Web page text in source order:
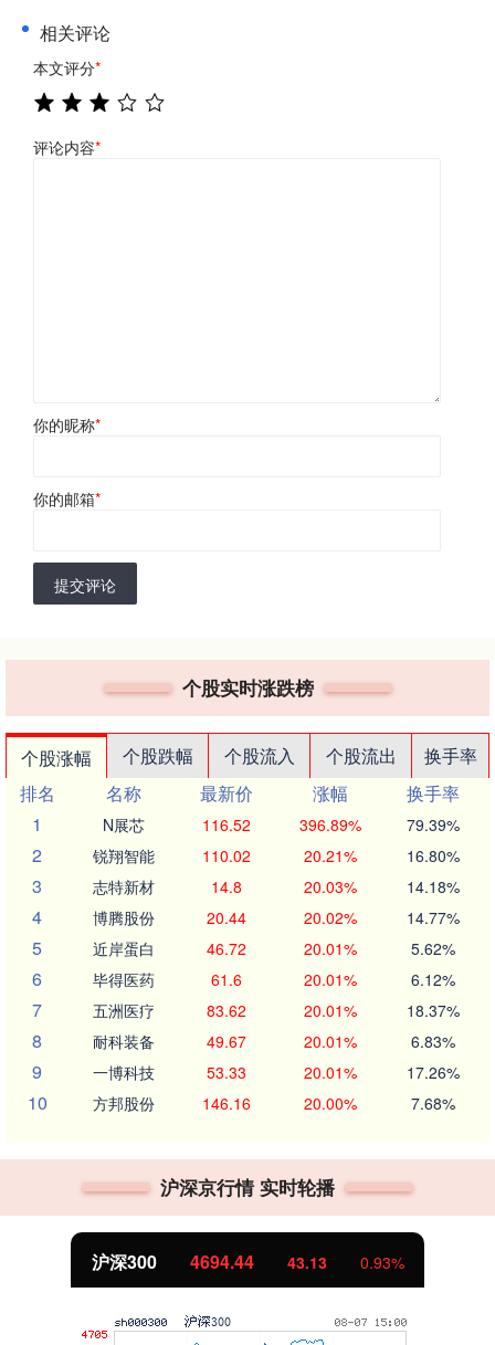
相关评论
本文评分*
评论内容*
你的昵称*
你的邮箱*
提交评论
个股实时涨跌榜
个股涨幅 个股跌幅 个股流入 个股流出
换手率
排名
名称 最新价 涨幅
换手率
1
N展芯 116.52 396.89% 79.39%
2 锐翔智能 110.02 20.21% 16.80%
3 志特新材 14.8 20.03% 14.18%
4 博腾股份 20.44 20.02% 14.77%
5 近岸蛋白 46.72 20.01% 5.62%
6 毕得医药 61.6 20.01% 6.12%
7 五洲医疗 83.62 20.01% 18.37%
8 耐科装备 49.67 20.01% 6.83%
9 一博科技 53.33 20.01% 17.26%
10 方邦股份 146.16 20.00% 7.68%
沪深京行情 实时轮播
沪深300 4694.44 43.13 0.93%